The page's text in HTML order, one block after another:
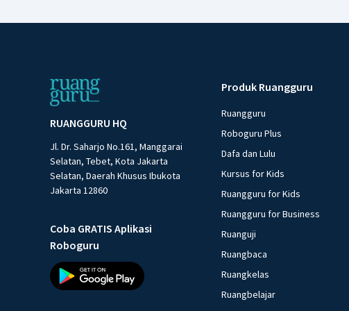
RUANGGURU HQ
Jl. Dr. Saharjo No.161, Manggarai
Selatan, Tebet, Kota Jakarta
Selatan, Daerah Khusus Ibukota
Jakarta 12860
Coba GRATIS Aplikasi
Roboguru
Produk Ruangguru
Ruangguru
Roboguru Plus
Dafa dan Lulu
Kursus for Kids
Ruangguru for Kids
Ruangguru for Business
Ruanguji
Ruangbaca
Ruangkelas
Ruangbelajar